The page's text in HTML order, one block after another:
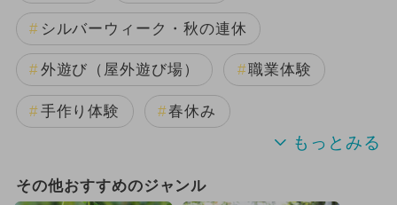
シルバーウィーク・秋の連休
外遊び（屋外遊び場） 職業体験
手作り体験 春休み
GW(ゴールデンウィーク)
その他おすすめのジャンル